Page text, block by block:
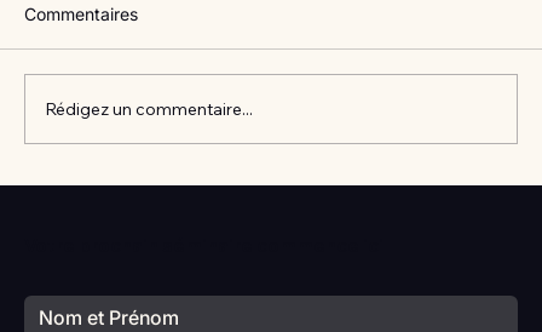
Commentaires
Rédigez un commentaire...